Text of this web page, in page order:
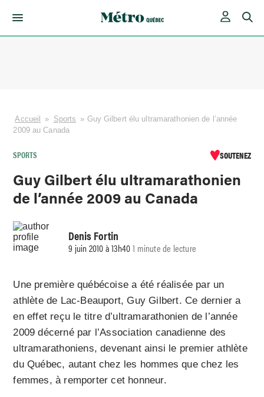
Accueil » Sports » Guy Gilbert élu ultramarathonien de l’année
2009 au Canada
SPORTS SOUTENEZ
Guy Gilbert élu ultramarathonien
de l’année 2009 au Canada
Denis Fortin
9 juin 2010 à 13h401 minute de lecture
Une première québécoise a été réalisée par un
athlète de Lac-Beauport, Guy Gilbert. Ce dernier a
en effet reçu le titre d’ultramarathonien de l’année
2009 décerné par l’Association canadienne des
ultramarathoniens, devenant ainsi le premier athlète
du Québec, autant chez les hommes que chez les
femmes, à remporter cet honneur.